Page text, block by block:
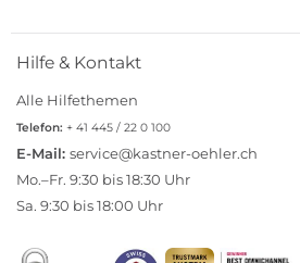
Hilfe & Kontakt
Alle Hilfethemen
Telefon: + 41 445 / 22 0 100
E-Mail: service@kastner-oehler.ch
Mo.–Fr. 9:30 bis 18:30 Uhr
Sa. 9:30 bis 18:00 Uhr